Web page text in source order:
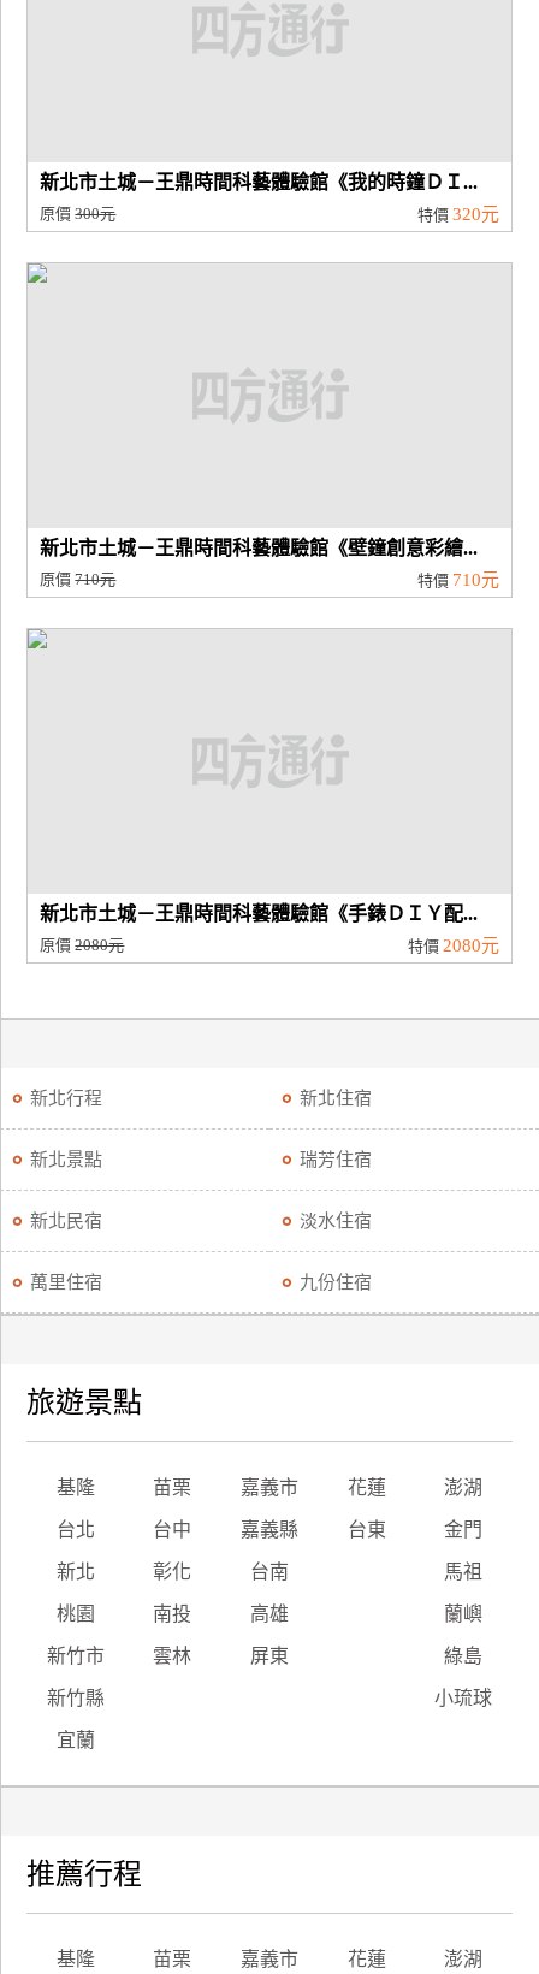
新北市土城－王鼎時間科藝體驗館《我的時鐘ＤＩ...
原價300元 特價 320元
新北市土城－王鼎時間科藝體驗館《壁鐘創意彩繪...
原價710元 特價 710元
新北市土城－王鼎時間科藝體驗館《手錶ＤＩＹ配...
原價2080元 特價 2080元
新北行程 新北住宿
新北景點 瑞芳住宿
新北民宿 淡水住宿
萬里住宿 九份住宿
旅遊景點
基隆 苗栗 嘉義市 花蓮 澎湖
台北 台中 嘉義縣 台東 金門
新北 彰化 台南 馬祖
桃園 南投 高雄 蘭嶼
新竹市 雲林 屏東 綠島
新竹縣 小琉球
宜蘭
推薦行程
基隆 苗栗 嘉義市 花蓮 澎湖